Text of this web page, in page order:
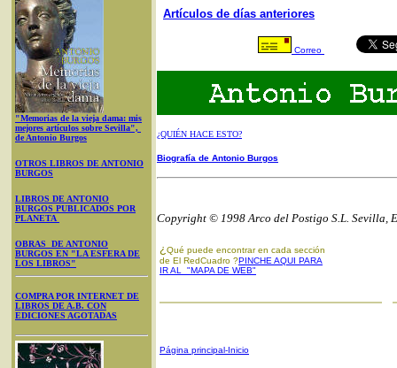
"Memorias de la vieja dama: mis
mejores artículos sobre Sevilla",
de Antonio Burgos
OTROS LIBROS DE ANTONIO
BURGOS
LIBROS DE ANTONIO
BURGOS PUBLICADOS POR
PLANETA
OBRAS DE ANTONIO
BURGOS EN "LA ESFERA DE
LOS LIBROS"
COMPRA POR INTERNET DE
LIBROS DE A.B. CON
EDICIONES AGOTADAS
Artículos de días anteriores
Correo
¿QUIÉN HACE ESTO?
Biografía de Antonio Burgos
Copyright © 1998 Arco del Postigo S.L. Sevilla,
¿ Qué puede encontrar en cada sección
de El RedCuadro ?PINCHE AQUI PARA
IR AL "MAPA DE WEB"
Página principal-Inicio